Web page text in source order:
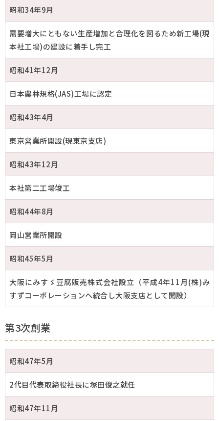
昭和34年9月
需要増大にともない生産増加と合理化を図るため新工場(現
本社工場)の建設に着手し完工
昭和41年12月
日本農林規格(JAS)工場に認定
昭和43年4月
東京営業所開設(現東京支店)
昭和43年12月
本社第二工場竣工
昭和44年8月
岡山営業所開設
昭和45年5月
大阪にみすゞ豆腐販売株式会社設立（平成4年11月(株)み
すずコーポレーションヘ統合し大阪支店として開設）
第3次創業
昭和47年5月
2代目代表取締役社長に塚田俊之就任
昭和47年11月